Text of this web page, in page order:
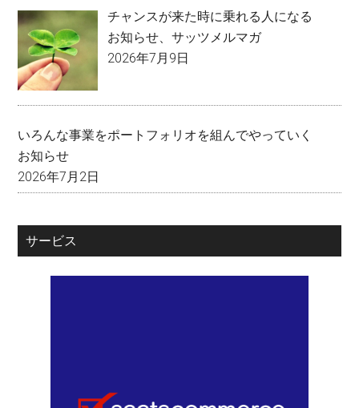
チャンスが来た時に乗れる人になる
お知らせ 、サッツメルマガ
2026年7月9日
いろんな事業をポートフォリオを組んでやっていく
お知らせ
2026年7月2日
サービス